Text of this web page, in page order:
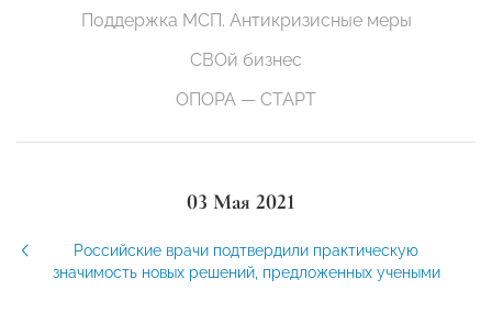
Поддержка МСП. Антикризисные меры
СВОй бизнес
ОПОРА — СТАРТ
03 Мая 2021
Российские врачи подтвердили практическую
значимость новых решений, предложенных учеными